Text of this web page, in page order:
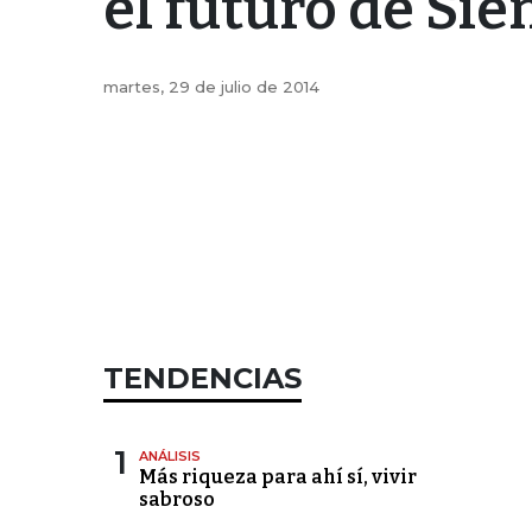
martes, 29 de julio de 2014
TENDENCIAS
1 ANÁLISIS
Más riqueza para ahí sí, vivir
sabroso